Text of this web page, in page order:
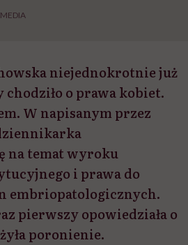
niejednokrotnie już
chodziło o prawa kobiet.
W napisanym przez
na temat wyroku
i prawa do
embriopatologicznych.
pierwszy opowiedziała o
poronienie.